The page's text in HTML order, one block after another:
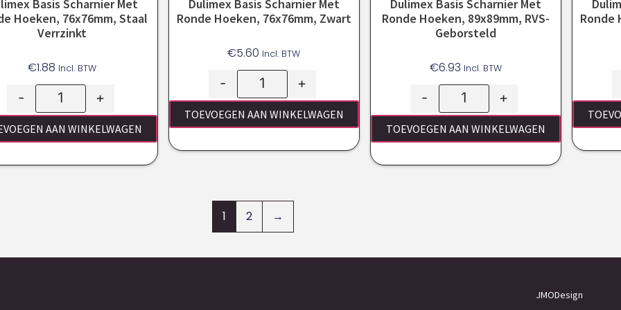
Basis Scharnier Met
Hoeken, 76x76mm, Staal
Verrzinkt
€1.88 Incl. BTW
- +
AAN WINKELWAGEN
Dulimex Basis Scharnier Met
Ronde Hoeken, 76x76mm, Zwart
€5.60 Incl. BTW
- +
TOEVOEGEN AAN WINKELWAGEN
Dulimex Basis Scharnier Met
Ronde Hoeken, 89x89mm, RVS-
Geborsteld
€6.93 Incl. BTW
- +
TOEVOEGEN AAN WINKELWAGEN
Ronde
1 2 →
JMODesign